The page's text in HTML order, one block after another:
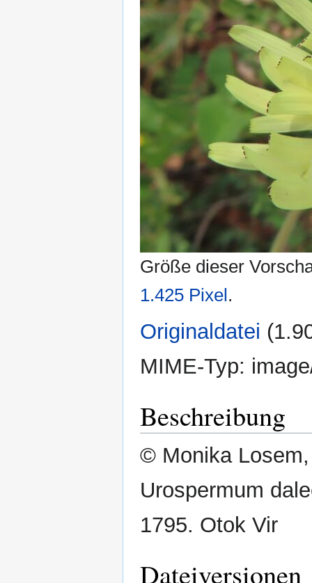
Größe dieser
1.425 Pixel.
Originaldatei
MIME-Typ:
Beschreibung
© Monika
Urospermum
1795. Otok Vir
Dateiversionen